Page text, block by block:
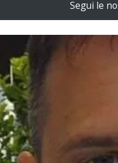
Segui le